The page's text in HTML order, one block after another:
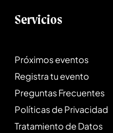
Servicios
Próximos eventos
Registra tu evento
Preguntas Frecuentes
Políticas de Privacidad
Tratamiento de Datos